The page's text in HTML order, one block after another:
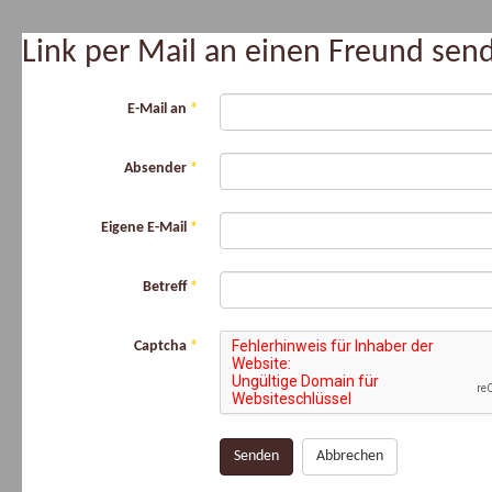
Link per Mail an einen Freund
E-Mail an *
Absender *
Eigene E-Mail *
Betreff*
Captcha *
Senden Abbrechen